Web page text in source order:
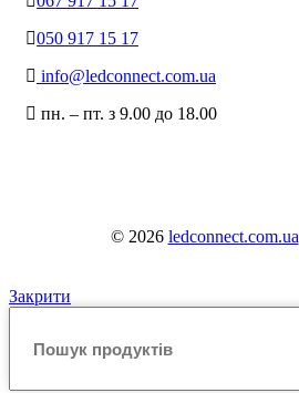
050 917 15 17
info@ledconnect.com.ua
пн. – пт. з 9.00 до 18.00
© 2026 ledconnect.com.ua
Закрити